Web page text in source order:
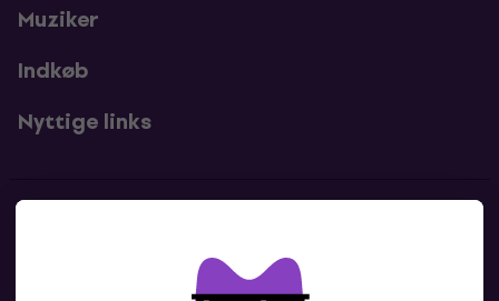
Muziker
Indkøb
Nyttige links
Kontakt os